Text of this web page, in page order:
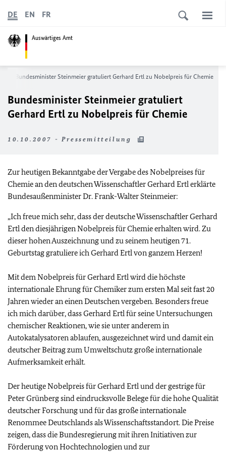
Auswärtiges Amt
DE EN FR
Bundesminister Steinmeier gratuliert Gerhard Ertl zu Nobelpreis für Chemie
Bundesminister Steinmeier gratuliert
Gerhard Ertl zu Nobelpreis für Chemie
10.10.2007 - Pressemitteilung
Zur heutigen Bekanntgabe der Vergabe des Nobelpreises für
Chemie an den deutschen Wissenschaftler Gerhard Ertl erklärte
Bundesaußenminister Dr. Frank-Walter Steinmeier:
„Ich freue mich sehr, dass der deutsche Wissenschaftler Gerhard
Ertl den diesjährigen Nobelpreis für Chemie erhalten wird. Zu
dieser hohen Auszeichnung und zu seinem heutigen 71.
Geburtstag gratuliere ich Gerhard Ertl von ganzem Herzen!
Mit dem Nobelpreis für Gerhard Ertl wird die höchste
internationale Ehrung für Chemiker zum ersten Mal seit fast 20
Jahren wieder an einen Deutschen vergeben. Besonders freue
ich mich darüber, dass Gerhard Ertl für seine Untersuchungen
chemischer Reaktionen, wie sie unter anderem in
Autokatalysatoren ablaufen, ausgezeichnet wird und damit ein
deutscher Beitrag zum Umweltschutz große internationale
Aufmerksamkeit erhält.
Der heutige Nobelpreis für Gerhard Ertl und der gestrige für
Peter Grünberg sind eindrucksvolle Belege für die hohe Qualität
deutscher Forschung und für das große internationale
Renommee Deutschlands als Wissenschaftsstandort. Die Preise
zeigen, dass die Bundesregierung mit ihren Initiativen zur
Förderung von Hochtechnologien und zur